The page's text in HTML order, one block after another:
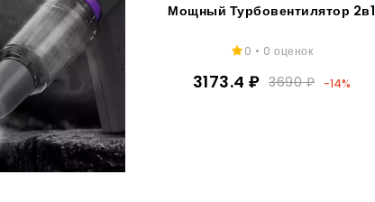
Мощный Турбовентилятор 2в1
0 • 0 оценок
3173.4 ₽ 3690 ₽ -14%